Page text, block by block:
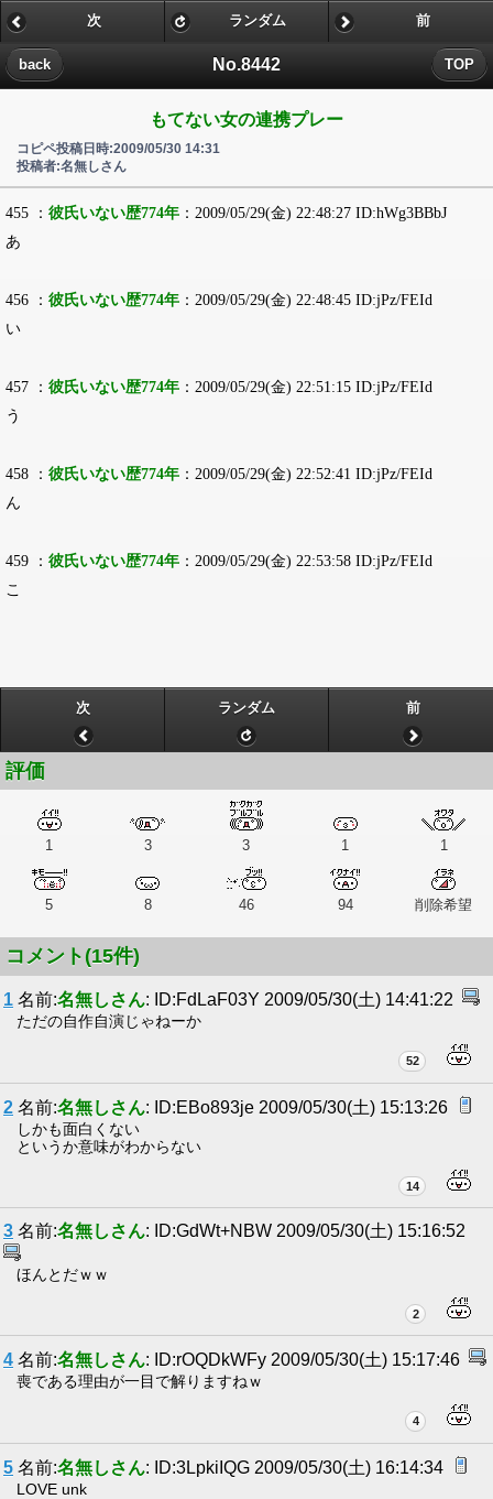
No.8442
back TOP
次 ランダム 前
もてない女の連携プレー
コピペ投稿日時:2009/05/30 14:31
投稿者:名無しさん
455 ： 彼氏いない歴774年 ：2009/05/29(金) 22:48:27 ID:hWg3BBbJ
あ
456 ： 彼氏いない歴774年 ：2009/05/29(金) 22:48:45 ID:jPz/FEId
い
457 ： 彼氏いない歴774年 ：2009/05/29(金) 22:51:15 ID:jPz/FEId
う
458 ： 彼氏いない歴774年 ：2009/05/29(金) 22:52:41 ID:jPz/FEId
ん
459 ： 彼氏いない歴774年 ：2009/05/29(金) 22:53:58 ID:jPz/FEId
こ
次 ランダム 前
評価
1 3 3 1 1
5 8 46 94 削除希望
コメント(15件)
1 名前:名無しさん: ID:FdLaF03Y 2009/05/30(土) 14:41:22
ただの自作自演じゃねーか
52
2 名前:名無しさん: ID:EBo893je 2009/05/30(土) 15:13:26
しかも面白くない
というか意味がわからない
14
3 名前:名無しさん: ID:GdWt+NBW 2009/05/30(土) 15:16:52
ほんとだｗｗ
2
4 名前:名無しさん: ID:rOQDkWFy 2009/05/30(土) 15:17:46
喪である理由が一目で解りますねｗ
4
5 名前:名無しさん: ID:3LpkiIQG 2009/05/30(土) 16:14:34
LOVE unk